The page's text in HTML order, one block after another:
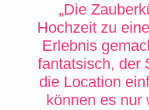
„Die
Hochzeit zu
Erlebnis
fantatsisch, der
die Location
können es nur